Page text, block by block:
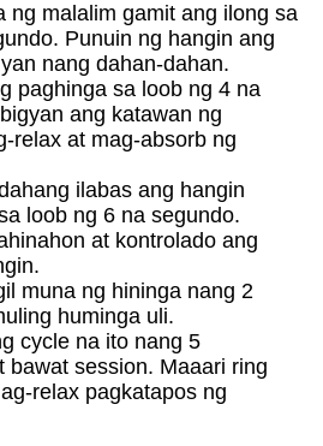
ng malalim gamit ang ilong sa
Punuin ng hangin ang
nang dahan-dahan.
paghinga sa loob ng 4 na
ang katawan ng
relax at mag-absorb ng
ilabas ang hangin
loob ng 6 na segundo.
at kontrolado ang
muna ng hininga nang 2
huminga uli.
cycle na ito nang 5
bawat session. Maaari ring
relax pagkatapos ng